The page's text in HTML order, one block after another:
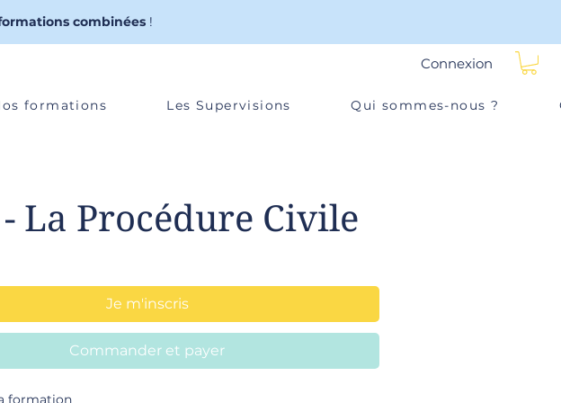
combinées !
Connexion
formations Les Supervisions Qui sommes-nous ?
La Procédure Civile
Je m'inscris
Commander et payer
formation